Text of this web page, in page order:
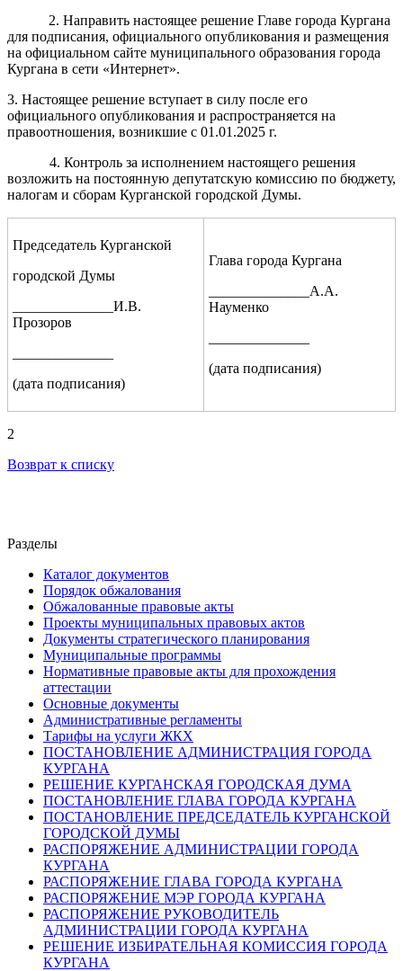
2. Направить настоящее решение Главе города Кургана
для подписания, официального опубликования и размещения
на официальном сайте муниципального образования города
Кургана в сети «Интернет».
3. Настоящее решение вступает в силу после его
официального опубликования и распространяется на
правоотношения, возникшие с 01.01.2025 г.
4. Контроль за исполнением настоящего решения
возложить на постоянную депутатскую комиссию по бюджету,
налогам и сборам Курганской городской Думы.
Председатель Курганской
городской Думы
______________И.В.
Прозоров
(дата подписания)
Глава города Кургана
______________А.А.
Науменко
(дата подписания)
2
Возврат к списку
Разделы
Каталог документов
Порядок обжалования
Обжалованные правовые акты
Проекты муниципальных правовых актов
Документы стратегического планирования
Муниципальные программы
Нормативные правовые акты для прохождения
аттестации
Основные документы
Административные регламенты
Тарифы на услуги ЖКХ
ПОСТАНОВЛЕНИЕ АДМИНИСТРАЦИЯ ГОРОДА
КУРГАНА
РЕШЕНИЕ КУРГАНСКАЯ ГОРОДСКАЯ ДУМА
ПОСТАНОВЛЕНИЕ ГЛАВА ГОРОДА КУРГАНА
ПОСТАНОВЛЕНИЕ ПРЕДСЕДАТЕЛЬ КУРГАНСКОЙ
ГОРОДСКОЙ ДУМЫ
РАСПОРЯЖЕНИЕ АДМИНИСТРАЦИИ ГОРОДА
КУРГАНА
РАСПОРЯЖЕНИЕ ГЛАВА ГОРОДА КУРГАНА
РАСПОРЯЖЕНИЕ МЭР ГОРОДА КУРГАНА
РАСПОРЯЖЕНИЕ РУКОВОДИТЕЛЬ
АДМИНИСТРАЦИИ ГОРОДА КУРГАНА
РЕШЕНИЕ ИЗБИРАТЕЛЬНАЯ КОМИССИЯ ГОРОДА
КУРГАНА